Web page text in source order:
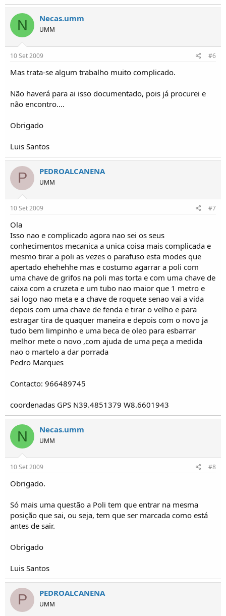
N Necas.umm
UMM
10 Set 2009 #6
Mas trata-se algum trabalho muito complicado.
Não haverá para ai isso documentado, pois já procurei e
não encontro....
Obrigado
Luis Santos
P PEDROALCANENA
UMM
10 Set 2009 #7
Ola
Isso nao e complicado agora nao sei os seus
conhecimentos mecanica a unica coisa mais complicada e
mesmo tirar a poli as vezes o parafuso esta modes que
apertado ehehehhe mas e costumo agarrar a poli com
uma chave de grifos na poli mas torta e com uma chave de
caixa com a cruzeta e um tubo nao maior que 1 metro e
sai logo nao meta e a chave de roquete senao vai a vida
depois com uma chave de fenda e tirar o velho e para
estragar tira de quaquer maneira e depois com o novo ja
tudo bem limpinho e uma beca de oleo para esbarrar
melhor mete o novo ,com ajuda de uma peça a medida
nao o martelo a dar porrada
Pedro Marques
Contacto: 966489745
coordenadas GPS N39.4851379 W8.6601943
N Necas.umm
UMM
10 Set 2009 #8
Obrigado.
Só mais uma questão a Poli tem que entrar na mesma
posição que sai, ou seja, tem que ser marcada como está
antes de sair.
Obrigado
Luis Santos
P PEDROALCANENA
UMM